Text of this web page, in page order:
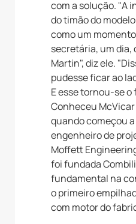
com a solução. "A
do timão do
como um
secretária, um dia,
Martin", diz ele.
pudesse ficar ao
E esse tornou-se
Conheceu
quando começou
engenheiro de
Moffett
foi fundada
fundamental na
o primeiro
com motor do